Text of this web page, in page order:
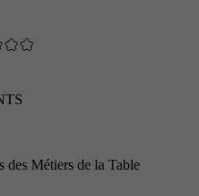
des Métiers de la Table